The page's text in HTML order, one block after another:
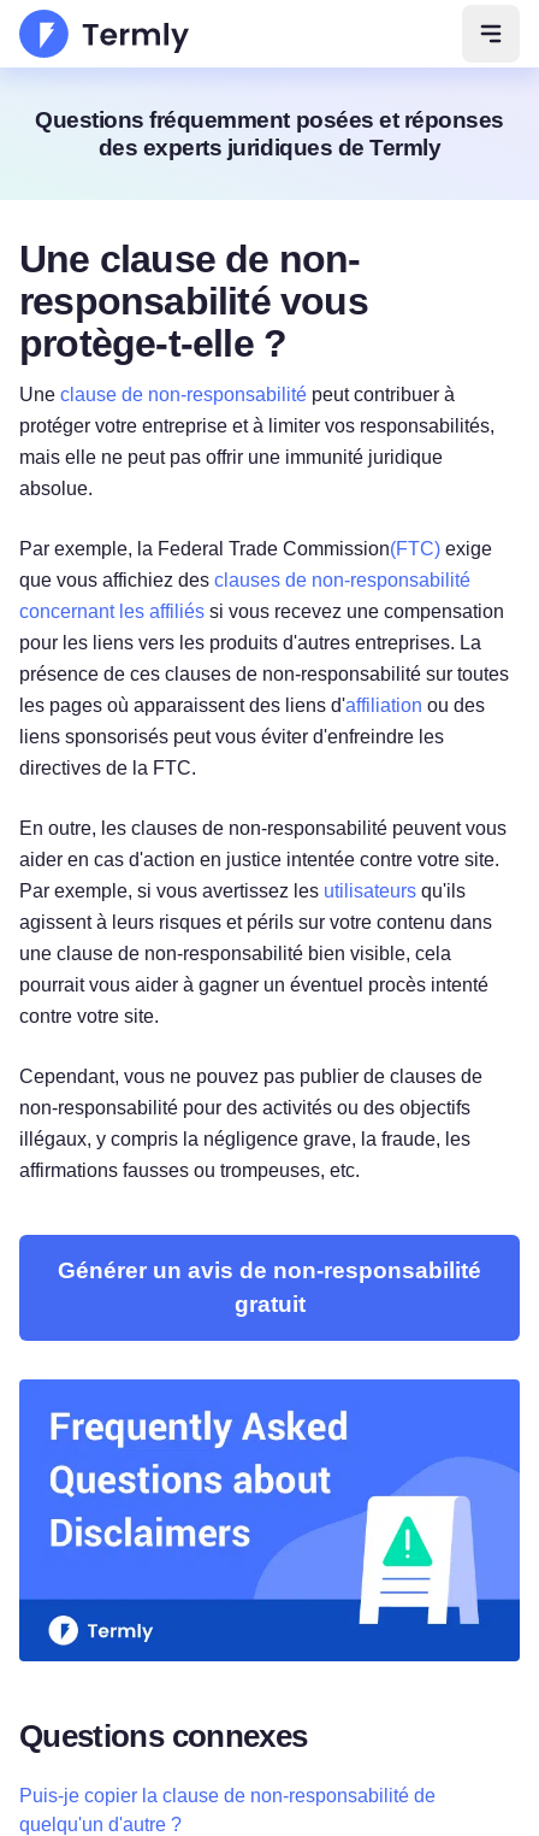
Questions fréquemment posées et réponses
des experts juridiques de Termly
Une clause de non-
responsabilité vous
protège-t-elle ?
Une clause de non-responsabilité peut contribuer à
protéger votre entreprise et à limiter vos responsabilités,
mais elle ne peut pas offrir une immunité juridique
absolue.
Par exemple, la Federal Trade Commission(FTC) exige
que vous affichiez des clauses de non-responsabilité
concernant les affiliés si vous recevez une compensation
pour les liens vers les produits d'autres entreprises. La
présence de ces clauses de non-responsabilité sur toutes
les pages où apparaissent des liens d'affiliation ou des
liens sponsorisés peut vous éviter d'enfreindre les
directives de la FTC.
En outre, les clauses de non-responsabilité peuvent vous
aider en cas d'action en justice intentée contre votre site.
Par exemple, si vous avertissez les utilisateurs qu'ils
agissent à leurs risques et périls sur votre contenu dans
une clause de non-responsabilité bien visible, cela
pourrait vous aider à gagner un éventuel procès intenté
contre votre site.
Cependant, vous ne pouvez pas publier de clauses de
non-responsabilité pour des activités ou des objectifs
illégaux, y compris la négligence grave, la fraude, les
affirmations fausses ou trompeuses, etc.
Générer un avis de non-responsabilité
gratuit
Questions connexes
Puis-je copier la clause de non-responsabilité de
quelqu'un d'autre ?